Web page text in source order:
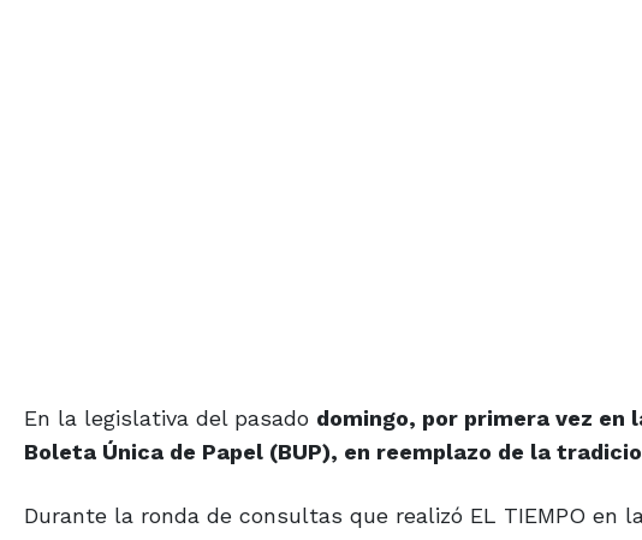
En la legislativa del pasado domingo, por primera vez
Boleta Única de Papel (BUP), en reemplazo de la
Durante la ronda de consultas que realizó EL TIEMPO en